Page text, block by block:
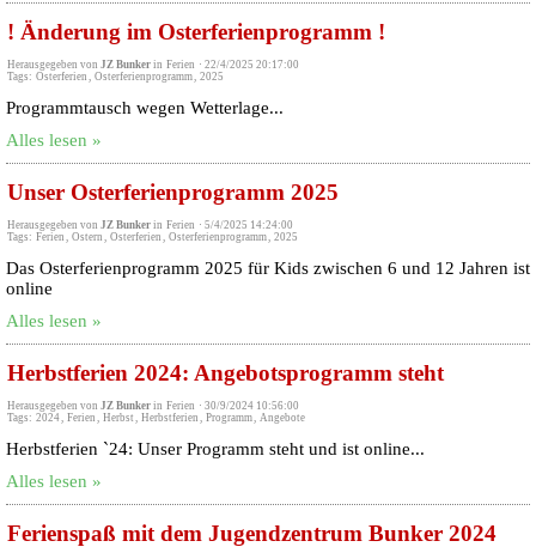
! Änderung im Osterferienprogramm !
Herausgegeben von JZ Bunker in Ferien · 22/4/2025 20:17:00
Tags: Osterferien , Osterferienprogramm, 2025
Programmtausch wegen Wetterlage...
Alles lesen »
Unser Osterferienprogramm 2025
Herausgegeben von JZ Bunker in Ferien · 5/4/2025 14:24:00
Tags: Ferien , Ostern , Osterferien , Osterferienprogramm, 2025
Das Osterferienprogramm 2025 für Kids zwischen 6 und 12 Jahren ist
online
Alles lesen »
Herbstferien 2024: Angebotsprogramm steht
Herausgegeben von JZ Bunker in Ferien · 30/9/2024 10:56:00
Tags: 2024, Ferien , Herbst , Herbstferien , Programm, Angebote
Herbstferien `24: Unser Programm steht und ist online...
Alles lesen »
Ferienspaß mit dem Jugendzentrum Bunker 2024